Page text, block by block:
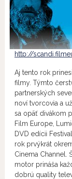
http://
Aj tento rok
filmy. Týmto
partnerských
noví tvorcovia a
sa opäť divákom
Film Europe,
DVD edícii
rok prvýkrát
Cinema Channel.
motor prináša
dobrú quality